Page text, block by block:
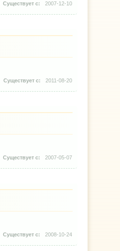
2007-12-10
2011-08-20
2007-05-07
2008-10-24